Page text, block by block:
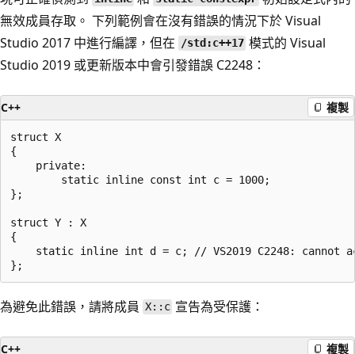
無效成員存取。 下列範例會在沒有錯誤的情況下於 Visual
Studio 2017 中進行編譯，但在 /std:c++17 模式的 Visual
Studio 2019 或更新版本中會引發錯誤 C2248：
C++ 複製
struct X
{
    private:
        static inline const int c = 1000;
};
struct Y : X
{
static inline int d = c; // VS2019 C2248: cannot
為避免此錯誤，請將成員 X::c 宣告為受保護：
C++ 複製